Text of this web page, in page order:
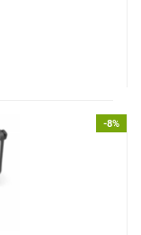
-8%